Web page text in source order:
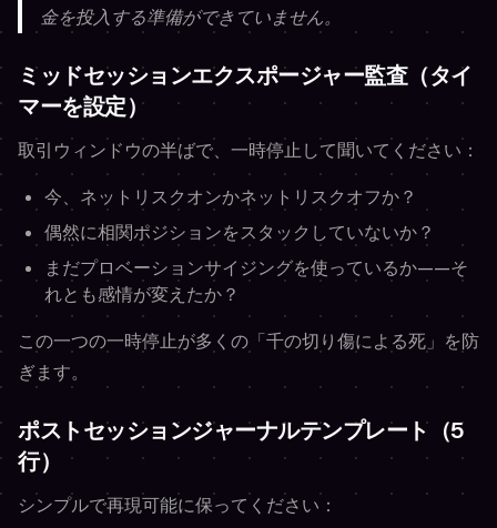
金を投入する準備ができていません。
ミッドセッションエクスポージャー監査（タイ
マーを設定）
取引ウィンドウの半ばで、一時停止して聞いてください：
今、ネットリスクオンかネットリスクオフか？
偶然に相関ポジションをスタックしていないか？
まだプロベーションサイジングを使っているか——そ
れとも感情が変えたか？
この一つの一時停止が多くの「千の切り傷による死」を防
ぎます。
ポストセッションジャーナルテンプレート（5
行）
シンプルで再現可能に保ってください：